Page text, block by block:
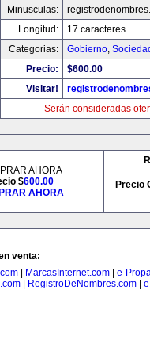
Minusculas:
Longitud:
17 caracteres
Categorias:
Gobierno,
Precio:
$600.00
Visitar!
Serán consideradas
AHORA
$600.00
AHORA
Precio
venta:
| MarcasInternet.com| e-
RegistroDeNombres.com